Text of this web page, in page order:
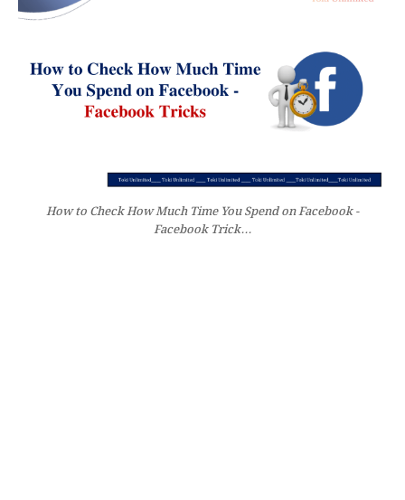
How to Check How Much Time You Spend on Facebook -
Facebook Trick...